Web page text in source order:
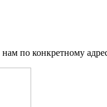
по конкретному